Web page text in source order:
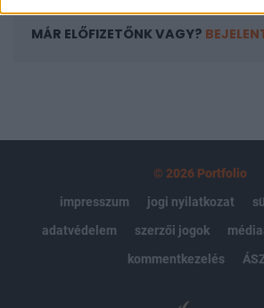
MÁR ELŐFIZETŐNK VAGY?
© 2026 Portfolio
impresszum
jogi nyilatkozat
adatvédelem
szerzői jogok
kommentkezelés